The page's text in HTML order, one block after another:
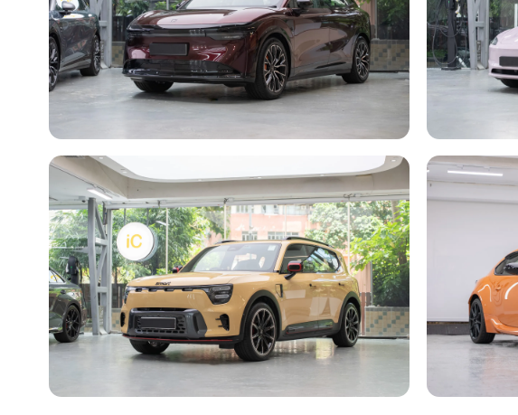
轉色 PPF
Zeekr 7X
Onyx Rose Metallic
轉色 PPF
Tesla Model 3
Plush Violet